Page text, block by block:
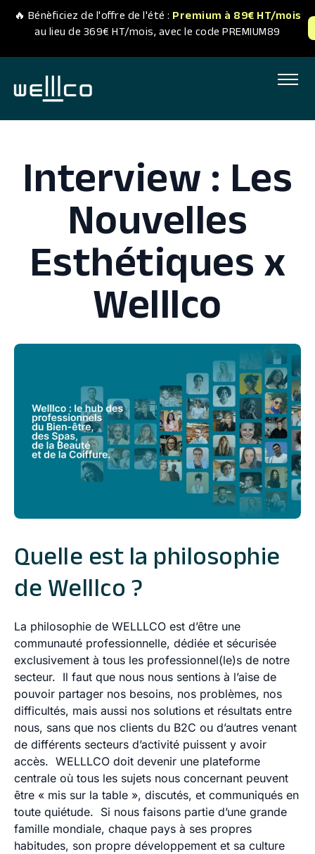
🔥 Bénèficiez de l'offre de l'été : Premium à 89€ HT/mois
au lieu de 369€ HT/mois, avec le code PREMIUM89
Accueil
Nos abonnements
Nos actualités
Interview : Les
Nouvelles
Esthétiques x
Welllco
Quelle est la philosophie
de Welllco ?
La philosophie de WELLLCO est d’être une
communauté professionnelle, dédiée et sécurisée
exclusivement à tous les professionnel(le)s de notre
secteur. Il faut que nous nous sentions à l’aise de
pouvoir partager nos besoins, nos problèmes, nos
difficultés, mais aussi nos solutions et résultats entre
nous, sans que nos clients du B2C ou d’autres venant
de différents secteurs d’activité puissent y avoir
accès. WELLLCO doit devenir une plateforme
centrale où tous les sujets nous concernant peuvent
être « mis sur la table », discutés, et communiqués en
toute quiétude. Si nous faisons partie d’une grande
famille mondiale, chaque pays à ses propres
habitudes, son propre développement et sa culture